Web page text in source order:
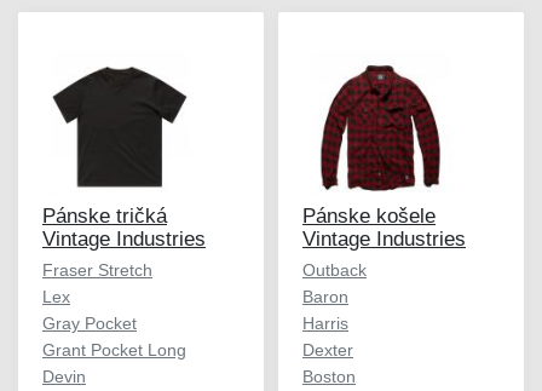
Pánske tričká
Vintage Industries
Fraser Stretch
Lex
Gray Pocket
Grant Pocket Long
Devin
Pánske košele
Vintage Industries
Outback
Baron
Harris
Dexter
Boston